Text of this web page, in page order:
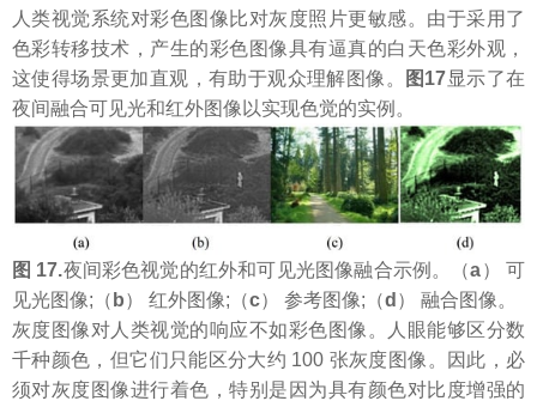
人类视觉系统对彩色图像比对灰度照片更敏感。由于采用了
色彩转移技术，产生的彩色图像具有逼真的白天色彩外观，
这使得场景更加直观，有助于观众理解图像。
图17显示了在
夜间融合可见光和红外图像以实现色觉的实例。
图 17.夜间彩色视觉的红外和可见光图像融合示例。（a） 可
见光图像;（ b） 红外图像;（c） 参考图像;（d ） 融合图像。
灰度图像对人类视觉的响应不如彩色图像。人眼能够区分数
千种颜色，但它们只能区分大约 100 张灰度图像。因此，必
须对灰度图像进行着色，特别是因为具有颜色对比度增强的